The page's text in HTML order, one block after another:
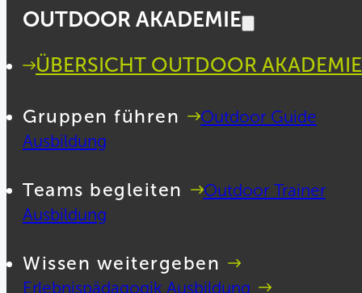
OUTDOOR AKADEMIE
ÜBERSICHT OUTDOOR AKADEMIE
Gruppen führen
Outdoor Guide
Ausbildung
Teams begleiten
Outdoor Trainer
Ausbildung
Wissen weitergeben
Erlebnispädagogik Ausbildung